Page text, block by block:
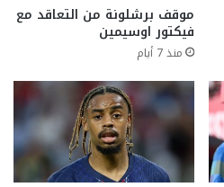
موقف برشلونة من التعاقد مع
فيكتور اوسيمين
منذ 7 أيام